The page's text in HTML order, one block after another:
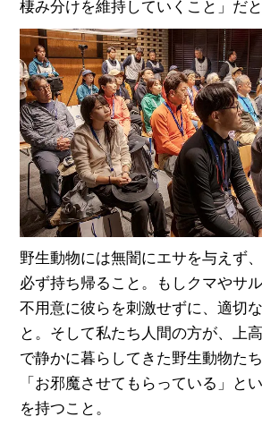
棲み分けを維持していくこと」だと
野生動物には無闇にエサを与えず
必ず持ち帰ること。もしクマやサ
不用意に彼らを刺激せずに、適切
と。そして私たち人間の方が、上
で静かに暮らしてきた野生動物た
「お邪魔させてもらっている」と
を持つこと。